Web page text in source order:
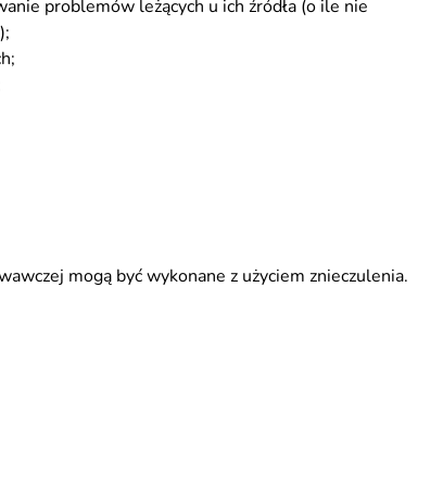
problemów leżących u ich źródła (o ile nie
mogą być wykonane z użyciem znieczulenia.